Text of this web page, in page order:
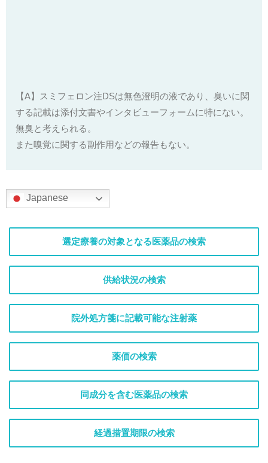
【A】スミフェロン注DSは無色澄明の液であり、臭いに関
する記載は添付文書やインタビューフォームに特にない。
無臭と考えられる。
また嗅覚に関する副作用などの報告もない。
Japanese
選定療養の対象となる医薬品の検索
供給状況の検索
院外処方箋に記載可能な注射薬
薬価の検索
同成分を含む医薬品の検索
経過措置期限の検索